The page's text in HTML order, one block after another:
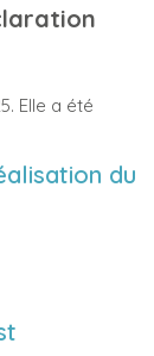
Elle a été
du